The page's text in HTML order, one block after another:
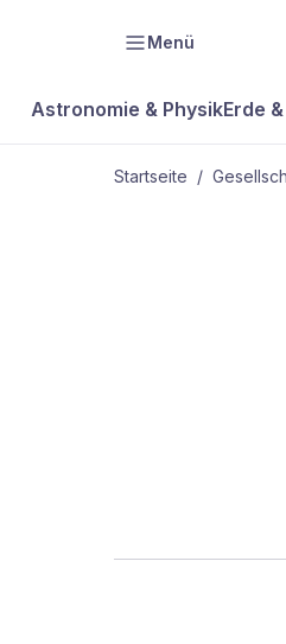
Menü
Astronomie & PhysikErde
Startseite /